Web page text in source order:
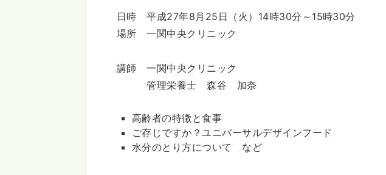
日時 平成27年8月25日（火）14時30分～15時30分
場所 一関中央クリニック
講師 一関中央クリニック
管理栄養士 森谷 加奈
高齢者の特徴と食事
ご存じですか？ユニバーサルデザインフード
水分のとり方について など